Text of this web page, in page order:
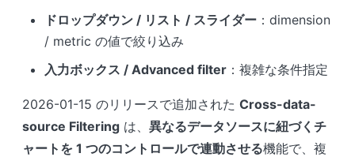
ドロップダウン / リスト / スライダー ：dimension
/ metric の値で絞り込み
入力ボックス / Advanced filter ：複雑な条件指定
2026-01-15 のリリースで追加された Cross-data-
source Filtering は、 異なるデータソースに紐づくチ
ャートを 1 つのコントロールで連動させる機能で、複